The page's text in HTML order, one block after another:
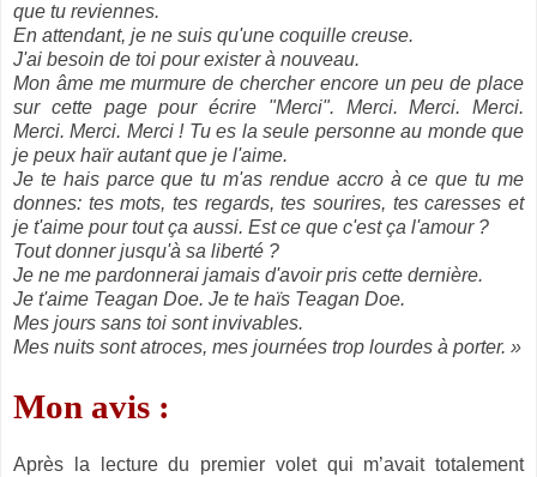
que tu reviennes.
En attendant, je ne suis qu'une coquille creuse.
J'ai besoin de toi pour exister à nouveau.
Mon âme me murmure de chercher encore un peu de place
sur cette page pour écrire "Merci". Merci. Merci. Merci.
Merci. Merci. Merci ! Tu es la seule personne au monde que
je peux haïr autant que je l'aime.
Je te hais parce que tu m'as rendue accro à ce que tu me
donnes: tes mots, tes regards, tes sourires, tes caresses et
je t'aime pour tout ça aussi. Est ce que c'est ça l'amour ?
Tout donner jusqu'à sa liberté ?
Je ne me pardonnerai jamais d'avoir pris cette dernière.
Je t'aime Teagan Doe. Je te haïs Teagan Doe.
Mes jours sans toi sont invivables.
Mes nuits sont atroces, mes journées trop lourdes à porter. »
Mon avis :
Après la lecture du premier volet qui m’avait totalement